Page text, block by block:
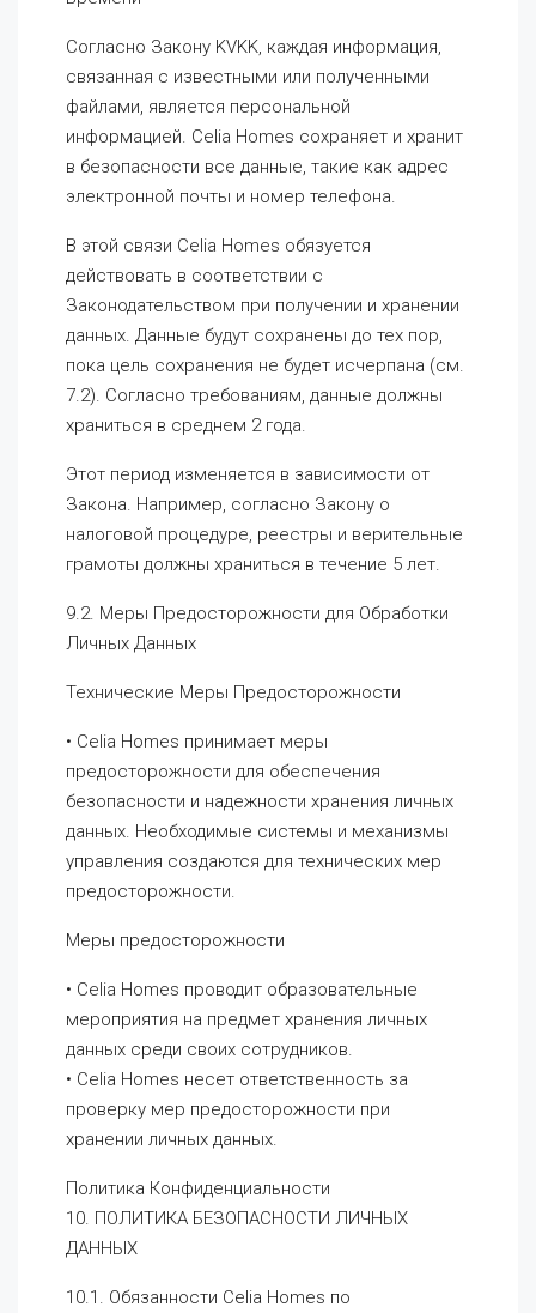
Согласно Закону KVKK, каждая информация,
связанная с известными или полученными
файлами, является персональной
информацией. Celia Homes сохраняет и хранит
в безопасности все данные, такие как адрес
электронной почты и номер телефона.
В этой связи Celia Homes обязуется
действовать в соответствии с
Законодательством при получении и хранении
данных. Данные будут сохранены до тех пор,
пока цель сохранения не будет исчерпана (см.
7.2). Согласно требованиям, данные должны
храниться в среднем 2 года.
Этот период изменяется в зависимости от
Закона. Например, согласно Закону о
налоговой процедуре, реестры и верительные
грамоты должны храниться в течение 5 лет.
9.2. Меры Предосторожности для Обработки
Личных Данных
Технические Меры Предосторожности
• Celia Homes принимает меры
предосторожности для обеспечения
безопасности и надежности хранения личных
данных. Необходимые системы и механизмы
управления создаются для технических мер
предосторожности.
Меры предосторожности
• Celia Homes проводит образовательные
мероприятия на предмет хранения личных
данных среди своих сотрудников.
• Celia Homes несет ответственность за
проверку мер предосторожности при
хранении личных данных.
Политика Конфиденциальности
10. ПОЛИТИКА БЕЗОПАСНОСТИ ЛИЧНЫХ
ДАННЫХ
10.1. Обязанности Celia Homes по